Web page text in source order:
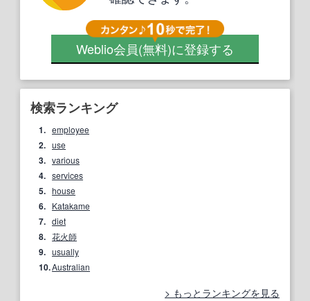
Weblio会員(無料)に登録する
検索ランキング
1. employee
2. use
3. various
4. services
5. house
6. Katakame
7. diet
8. 花火師
9. usually
10.Australian
もっとランキングを見る